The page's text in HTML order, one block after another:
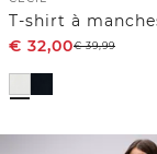
€ 32,00€39,99